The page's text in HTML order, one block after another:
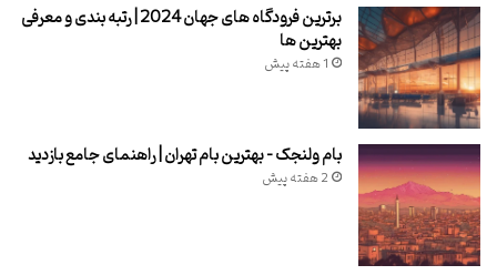
برترین فرودگاه های جهان 2024 | رتبه بندی و معرفی
بهترین ها
1 هفته پیش
بام ولنجک – بهترین بام تهران | راهنمای جامع بازدید
2 هفته پیش